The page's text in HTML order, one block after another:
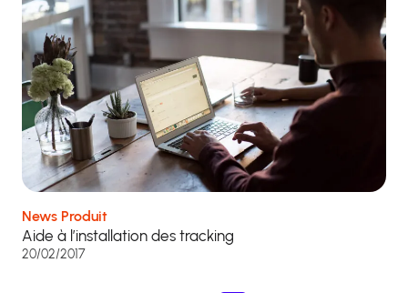
News Produit
Aide à l’installation des tracking
20/02/2017